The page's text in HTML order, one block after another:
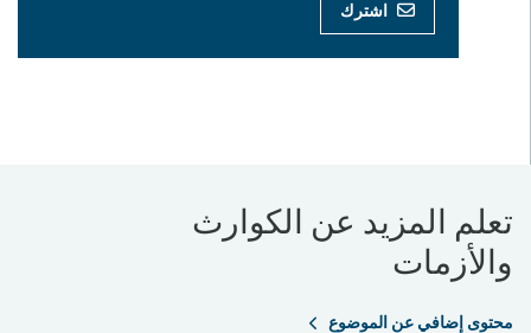
اشترك
تعلم المزيد عن الكوارث
والأزمات
محتوى إضافي عن الموضوع